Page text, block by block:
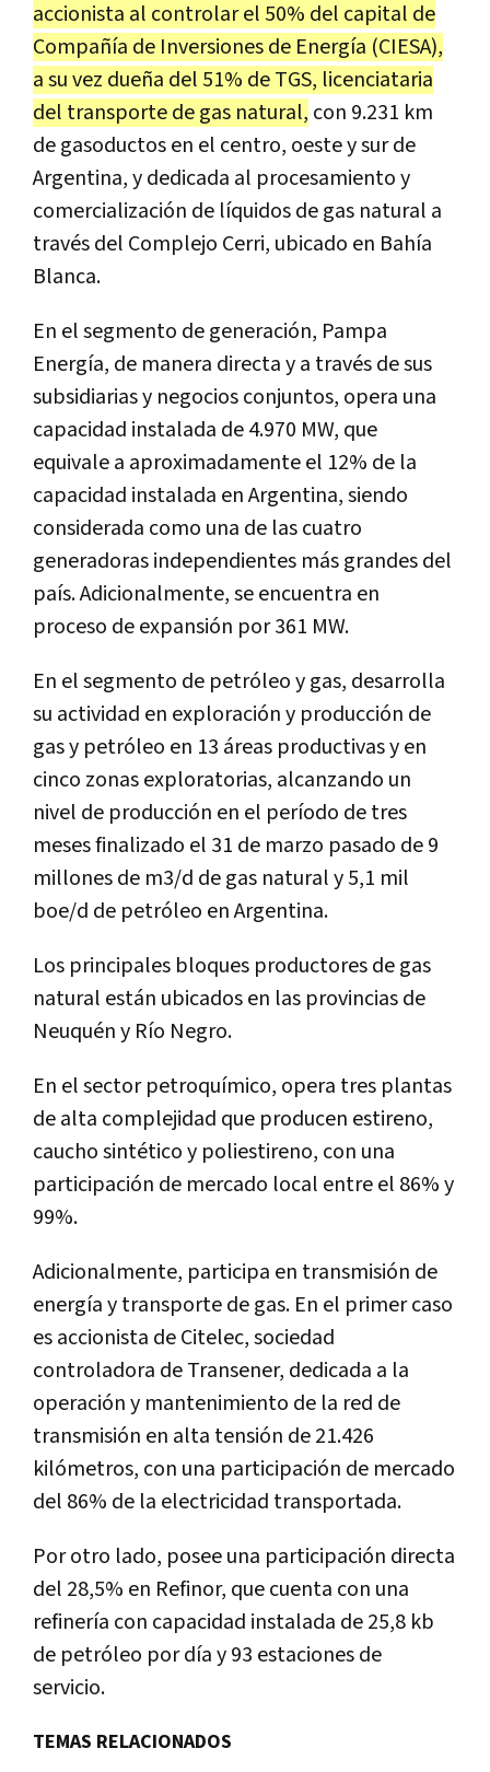
accionista al controlar el 50% del capital de
Compañía de Inversiones de Energía (CIESA),
a su vez dueña del 51% de TGS, licenciataria
del transporte de gas natural, con 9.231 km
de gasoductos en el centro, oeste y sur de
Argentina, y dedicada al procesamiento y
comercialización de líquidos de gas natural a
través del Complejo Cerri, ubicado en Bahía
Blanca.
En el segmento de generación, Pampa
Energía, de manera directa y a través de sus
subsidiarias y negocios conjuntos, opera una
capacidad instalada de 4.970 MW, que
equivale a aproximadamente el 12% de la
capacidad instalada en Argentina, siendo
considerada como una de las cuatro
generadoras independientes más grandes del
país. Adicionalmente, se encuentra en
proceso de expansión por 361 MW.
En el segmento de petróleo y gas, desarrolla
su actividad en exploración y producción de
gas y petróleo en 13 áreas productivas y en
cinco zonas exploratorias, alcanzando un
nivel de producción en el período de tres
meses finalizado el 31 de marzo pasado de 9
millones de m3/d de gas natural y 5,1 mil
boe/d de petróleo en Argentina.
Los principales bloques productores de gas
natural están ubicados en las provincias de
Neuquén y Río Negro.
En el sector petroquímico, opera tres plantas
de alta complejidad que producen estireno,
caucho sintético y poliestireno, con una
participación de mercado local entre el 86% y
99%.
Adicionalmente, participa en transmisión de
energía y transporte de gas. En el primer caso
es accionista de Citelec, sociedad
controladora de Transener, dedicada a la
operación y mantenimiento de la red de
transmisión en alta tensión de 21.426
kilómetros, con una participación de mercado
del 86% de la electricidad transportada.
Por otro lado, posee una participación directa
del 28,5% en Refinor, que cuenta con una
refinería con capacidad instalada de 25,8 kb
de petróleo por día y 93 estaciones de
servicio.
TEMAS RELACIONADOS